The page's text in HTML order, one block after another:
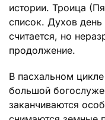
истории. Троица
список. Духов
считается, но
продолжение.
В пасхальном
большой
заканчиваются